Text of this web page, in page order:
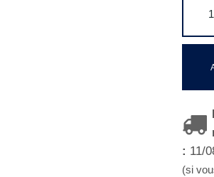
: 11/